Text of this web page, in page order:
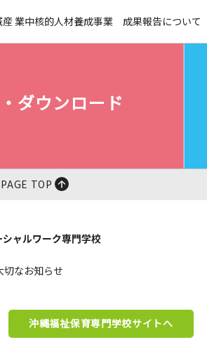
業中核的人材養成事業 成果報告について
ダウンロード
PAGE TOP
切なお知らせ
沖縄福祉保育専門学校サイトへ